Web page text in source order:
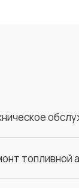
топливной